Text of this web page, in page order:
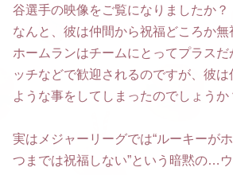
谷選手の映像をご覧になりましたか？
なんと、彼は仲間から祝福どころか無
ホームランはチームにとってプラスだ
ッチなどで歓迎されるのですが、彼
ような事をしてしまったのでしょうか
実はメジャーリーグでは“ルーキーが
つまでは祝福しない”という暗黙の…